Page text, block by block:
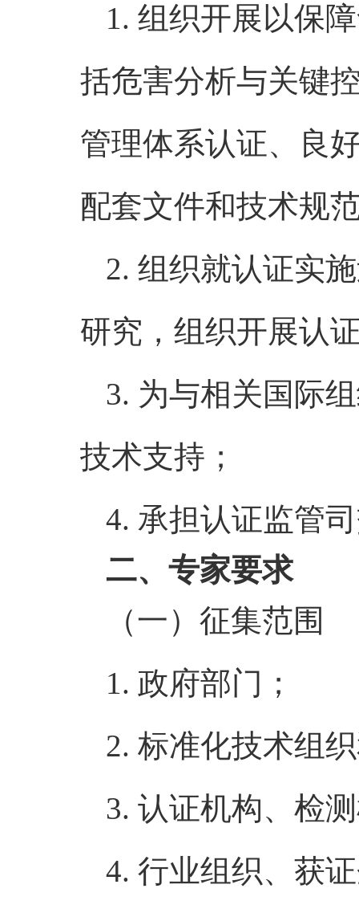
1. 组织开展以保
括危害分析与关键
管理体系认证、良
配套文件和技术规
2. 组织就认证实
研究，组织开展认
3. 为与相关国际
技术支持；
4. 承担认证监管
二、专家要求
（一）征集范围
1. 政府部门；
2. 标准化技术组
3. 认证机构、检
4. 行业组织、获